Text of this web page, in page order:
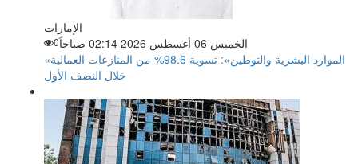
الإمارات
الخميس 06 أغسطس 2026 02:14 صباحاً
0
«الموارد البشرية والتوطين»: تسوية 98.6% من المنازعات العمالية
خلال النصف الأول